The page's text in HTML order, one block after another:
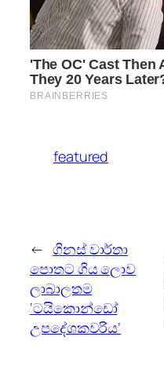
featured
← ගිනස් වාර්තා
පොතට ගිය ලොව
ලාබාලතම
‘ටයිකොන්ඩෝ
උපදේශකවරිය’